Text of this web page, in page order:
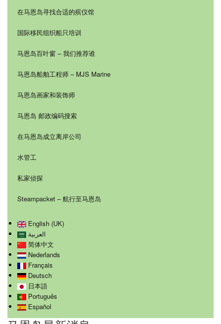
在马恩岛寻找合适的殡仪馆
国际移民组织船只培训
马恩岛百叶窗 – 我们推荐谁
马恩岛船舶工程师 – MJS Marine
马恩岛画家和装饰师
马恩岛 邮政编码搜索
在马恩岛成立离岸公司
水管工
私家侦探
Steampacket – 航行至马恩岛
English (UK)
العربية
简体中文
Nederlands
Français
Deutsch
日本語
Português
Español